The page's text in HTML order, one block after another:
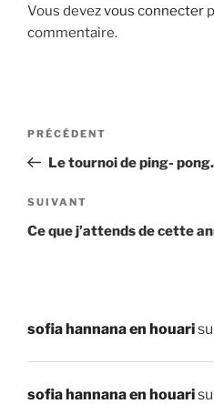
Vous devezvous connecter
commentaire.
Navigation
l’article
Article
précédent
PRÉCÉDENT
Le tournoi de ping- pong.
Article
suivant
SUIVANT
Ce que j’attends de cette
sofia hannana en houari
sofia hannana en houari